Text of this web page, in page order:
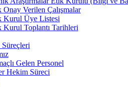
Onay Verilen Çalışmalar
Kurul Üye Listesi
Kurul Toplantı Tarihleri
Süreçleri
Gelen Personel
Hekim Süreci